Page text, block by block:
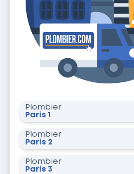
Plombier
Paris 1
Plombier
Paris 2
Plombier
Paris 3